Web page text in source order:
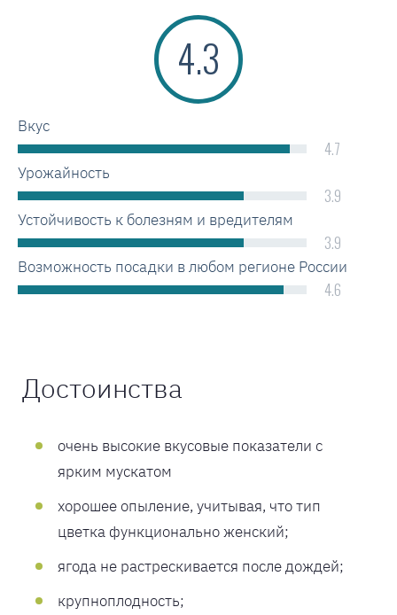
4.3
Вкус
4.7
Урожайность
3.9
Устойчивость к болезням и вредителям
3.9
Возможность посадки в любом регионе России
4.6
Достоинства
очень высокие вкусовые показатели с
ярким мускатом
хорошее опыление, учитывая, что тип
цветка функционально женский;
ягода не растрескивается после дождей;
крупноплодность;